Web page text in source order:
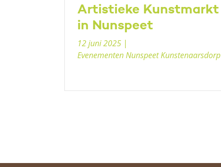
Artistieke Kunstmarkt
in Nunspeet
12 juni 2025 |
Evenementen Nunspeet Kunstenaarsdorp